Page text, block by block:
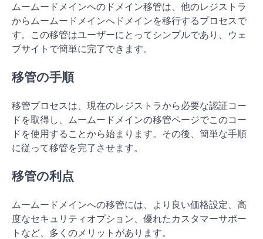
ムームードメインへのドメイン移管は、他のレジストラ
からムームードメインへドメインを移行するプロセスで
す。この移管はユーザーにとってシンプルであり、ウェ
ブサイトで簡単に完了できます。
移管の手順
移管プロセスは、現在のレジストラから必要な認証コー
ドを取得し、ムームードメインの移管ページでこのコー
ドを使用することから始まります。その後、簡単な手順
に従って移管を完了させます。
移管の利点
ムームードメインへの移管には、より良い価格設定、高
度なセキュリティオプション、優れたカスタマーサポー
トなど、多くのメリットがあります。